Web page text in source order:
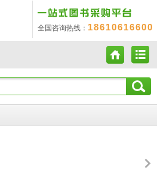
全国咨询热线： 18610616600